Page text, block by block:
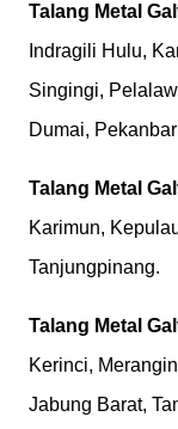
Talang Metal
Indragili Hulu,
Singingi,
Dumai,
Talang Metal
Karimun,
Tanjungpinang.
Talang Metal
Kerinci,
Jabung Barat,